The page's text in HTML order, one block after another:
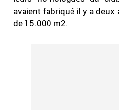
avaient fabriqué il y a deux
de 15.000 m2.